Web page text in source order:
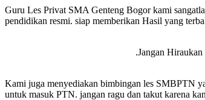
Guru Les Privat SMA Genteng Bogor kami
pendidikan resmi. siap memberikan Hasil yang
.Jangan
Kami juga menyediakan bimbingan les SMBPTN
untuk masuk PTN. jangan ragu dan takut karena